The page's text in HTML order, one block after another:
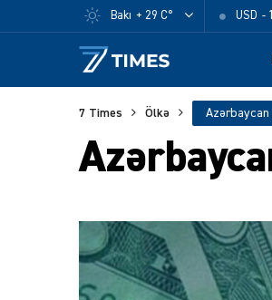
Bakı + 29 C° USD -
7 Times Ölkə